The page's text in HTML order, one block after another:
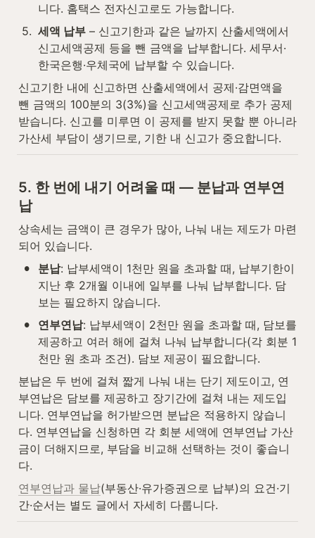
니다. 홈택스 전자신고로도 가능합니다.
5. 세액 납부 – 신고기한과 같은 날까지 산출세액에서
신고세액공제 등을 뺀 금액을 납부합니다. 세무서·
한국은행·우체국에 납부할 수 있습니다.
신고기한 내에 신고하면 산출세액에서 공제·감면액을
뺀 금액의 100분의 3(3%)을 신고세액공제로 추가 공제
받습니다. 신고를 미루면 이 공제를 받지 못할 뿐 아니라
가산세 부담이 생기므로, 기한 내 신고가 중요합니다.
5. 한 번에 내기 어려울 때 — 분납과 연부연
납
상속세는 금액이 큰 경우가 많아, 나눠 내는 제도가 마련
되어 있습니다.
• 분납: 납부세액이 1천만 원을 초과할 때, 납부기한이
지난 후 2개월 이내에 일부를 나눠 납부합니다. 담
보는 필요하지 않습니다.
• 연부연납: 납부세액이 2천만 원을 초과할 때, 담보를
제공하고 여러 해에 걸쳐 나눠 납부합니다(각 회분 1
천만 원 초과 조건). 담보 제공이 필요합니다.
분납은 두 번에 걸쳐 짧게 나눠 내는 단기 제도이고, 연
부연납은 담보를 제공하고 장기간에 걸쳐 내는 제도입
니다. 연부연납을 허가받으면 분납은 적용하지 않습니
다. 연부연납을 신청하면 각 회분 세액에 연부연납 가산
금이 더해지므로, 부담을 비교해 선택하는 것이 좋습니
다.
연부연납과 물납(부동산·유가증권으로 납부)의 요건·기
간·순서는 별도 글에서 자세히 다룹니다.